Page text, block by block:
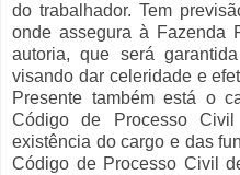
do trabalhador. Tem
onde assegura à Fazenda
autoria, que será
visando dar celeridade e
Presente também está o
Código de Processo
existência do cargo e das
Código de Processo Civil